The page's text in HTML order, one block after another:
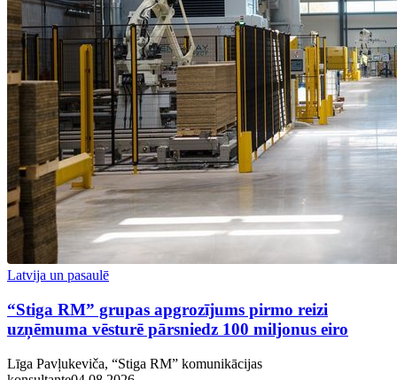
Latvija un pasaulē
“Stiga RM” grupas apgrozījums pirmo reizi
uzņēmuma vēsturē pārsniedz 100 miljonus eiro
Līga Pavļukeviča, “Stiga RM” komunikācijas